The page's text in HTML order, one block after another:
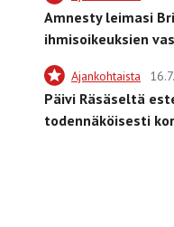
Amnesty leimasi
ihmisoikeuksien
Ajankohtaista
Päivi Räsäseltä
todennäköisesti